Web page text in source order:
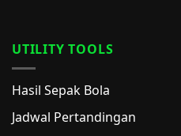
UTILITY TOOLS
Hasil Sepak Bola
Jadwal Pertandingan